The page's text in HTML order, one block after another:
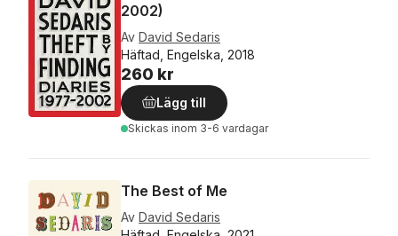
2002)
Av David Sedaris
Häftad, Engelska, 2018
260 kr
Lägg till
Skickas inom 3-6 vardagar
The Best of Me
Av David Sedaris